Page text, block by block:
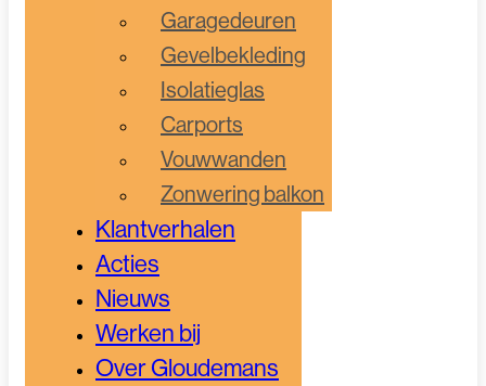
Garagedeuren
Gevelbekleding
Isolatieglas
Carports
Vouwwanden
Zonwering balkon
Klantverhalen
Acties
Nieuws
Werken bij
Over Gloudemans